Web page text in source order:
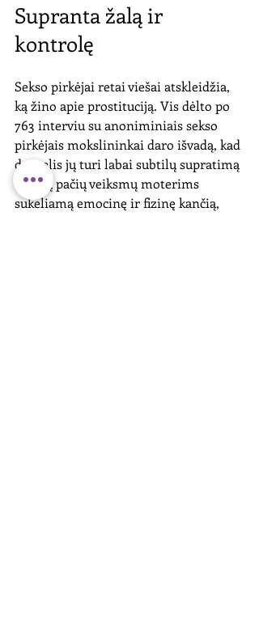
Supranta žalą ir
kontrolę
Sekso pirkėjai retai viešai atskleidžia,
ką žino apie prostituciją. Vis dėlto po
763 interviu su anoniminiais sekso
pirkėjais mokslininkai daro išvadą, kad
daugelis jų turi labai subtilų supratimą
apie jų pačių veiksmų moterims
sukeliamą emocinę ir fizinę kančią,